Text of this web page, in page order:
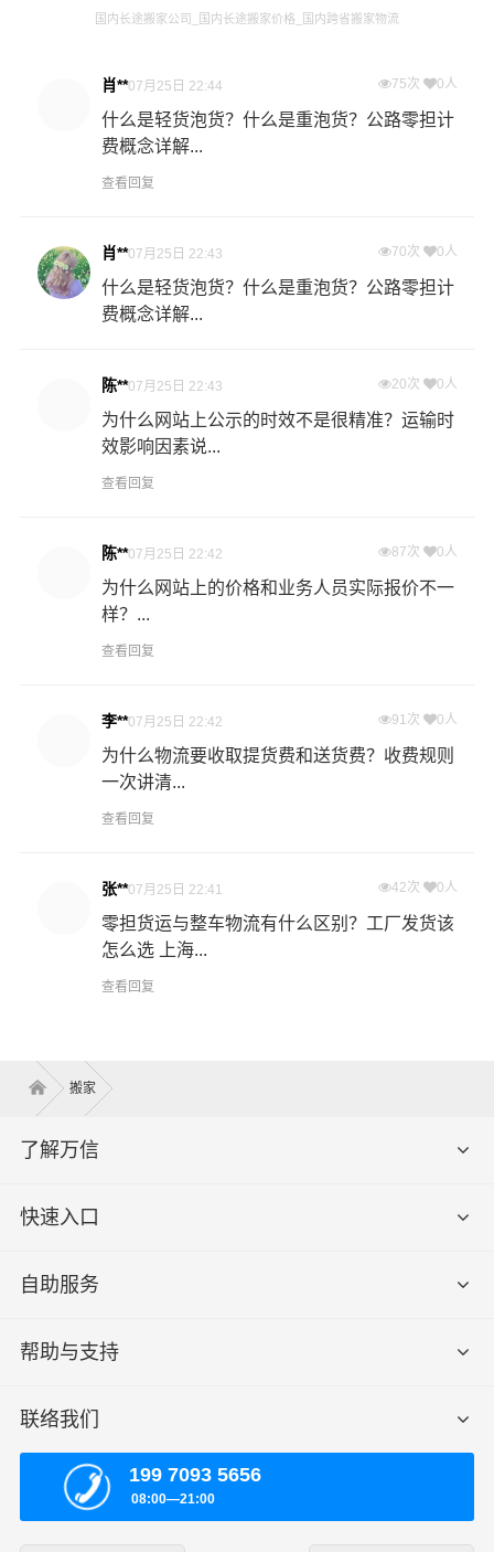
国内长途搬家公司_国内长途搬家价格_国内跨省搬家物流
肖**07月25日 22:44 75次 0人
什么是轻货泡货？什么是重泡货？公路零担计
费概念详解...
查看回复
肖**07月25日 22:43 70次 0人
什么是轻货泡货？什么是重泡货？公路零担计
费概念详解...
陈**07月25日 22:43 20次 0人
为什么网站上公示的时效不是很精准？运输时
效影响因素说...
查看回复
陈**07月25日 22:42 87次 0人
为什么网站上的价格和业务人员实际报价不一
样？...
查看回复
李**07月25日 22:42 91次 0人
为什么物流要收取提货费和送货费？收费规则
一次讲清...
查看回复
张**07月25日 22:41 42次 0人
零担货运与整车物流有什么区别？工厂发货该
怎么选 上海...
查看回复
搬家
了解万信
快速入口
自助服务
帮助与支持
联络我们
199 7093 5656
08:00—21:00